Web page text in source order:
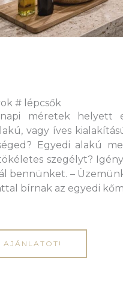
# lépcsők
méretek helyett
vagy íves
Egyedi alakú
szegélyt?
bennünket. –
bírnak az egyedi
AJÁNLATOT!